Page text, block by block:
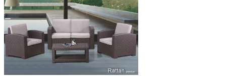
избранное сравнить